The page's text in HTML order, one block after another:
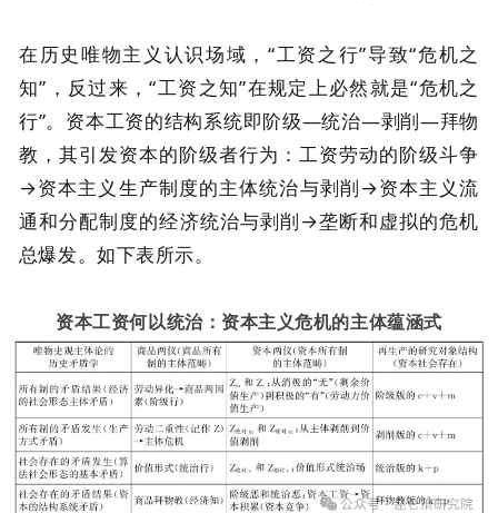
在历史唯物主义认识场域，“工资之行”导致“危机之
知”，反过来，“工资之知”在规定上必然就是“危机之
行”。资本工资的结构系统即阶级—统治—剥削—拜物
教，其引发资本的阶级者行为：工资劳动的阶级斗争
→资本主义生产制度的主体统治与剥削→资本主义流
通和分配制度的经济统治与剥削→垄断和虚拟的危机
总爆发。如下表所示。
资本工资何以统治：资本主义危机的主体蕴涵式